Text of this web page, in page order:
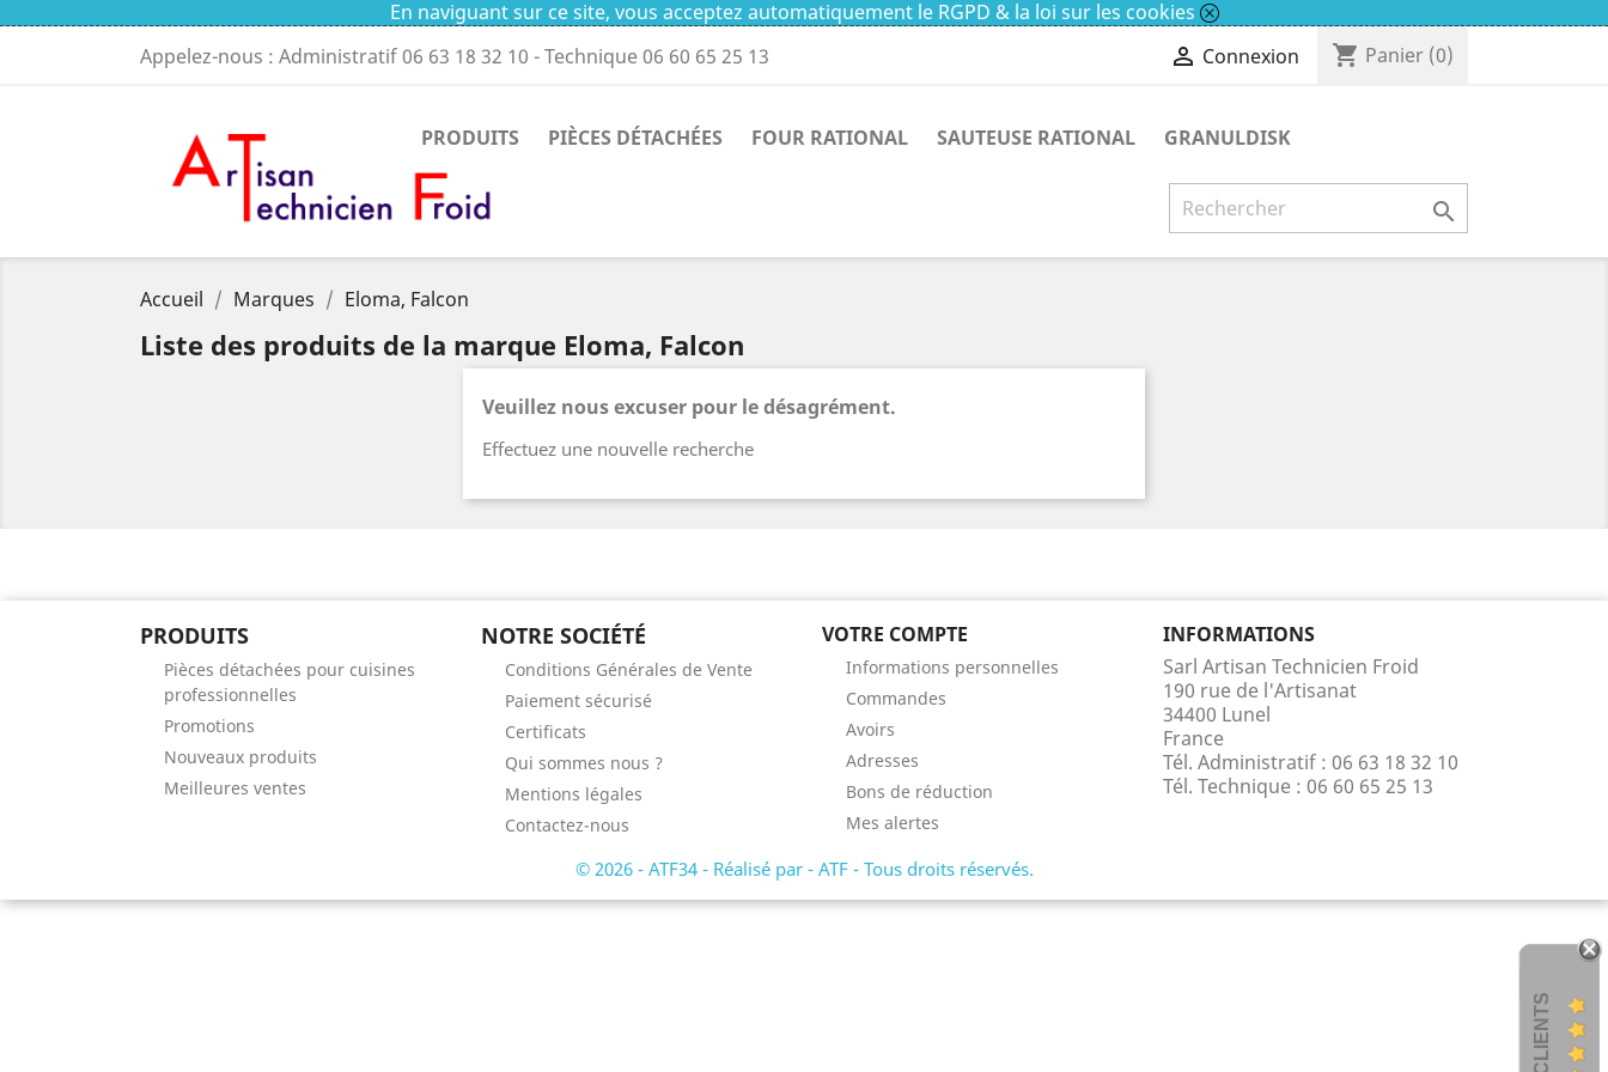
En naviguant sur ce site, vous acceptez automatiquement le RGPD & la loi sur les cookies
Appelez-nous : Administratif06 63 18 32 10 - Technique 06 60 65 25 13  Connexion shopping_cart Panier (0)
PRODUITS PIÈCES DÉTACHÉES FOUR RATIONAL SAUTEUSE RATIONAL GRANULDISK

Accueil Marques Eloma, Falcon
Liste des produits de la marque Eloma, Falcon
Veuillez nous excuser pour le désagrément.
Effectuez une nouvelle recherche
PRODUITS
Pièces détachées pour cuisines
professionnelles
Promotions
Nouveaux produits
Meilleures ventes
NOTRE SOCIÉTÉ
Conditions Générales de Vente
Paiement sécurisé
Certificats
Qui sommes nous ?
Mentions légales
Contactez-nous
VOTRE COMPTE
Informations personnelles
Commandes
Avoirs
Adresses
Bons de réduction
Mes alertes
INFORMATIONS
Sarl Artisan Technicien Froid
190 rue de l'Artisanat
34400 Lunel
France
Tél. Administratif : 06 63 18 32 10
Tél. Technique : 06 60 65 25 13
© 2026 - ATF34 - Réalisé par - ATF - Tous droits réservés.